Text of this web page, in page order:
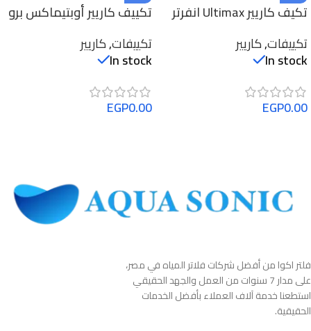
تكيف كاريير Ultimax انفرتر
53QHAET12DN-708F
تكييفات,كاريير
In stock
EGP0.00
تكييف كاريير أوبتيماكس برو
53QHCT18N-708F
تكييفات,كاريير
In stock
EGP0.00
فلتر اكوا من أفضل شركات فلاتر المياه في مصر،
على مدار 7 سنوات من العمل والجهد الحقيقي
استطعنا خدمة آلاف العملاء بأفضل الخدمات
الحقيقية.